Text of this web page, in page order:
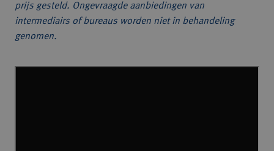
prijs gesteld. Ongevraagde aanbiedingen van
intermediairs of bureaus worden niet in behandeling
genomen.